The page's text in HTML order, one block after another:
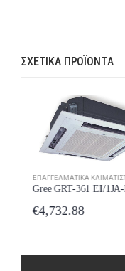
ΣΧΕΤΙΚΆ ΠΡΟΪΌΝΤΑ
ΕΠΑΓΓΕΛΜΑΤΙΚΆ
4,732.88